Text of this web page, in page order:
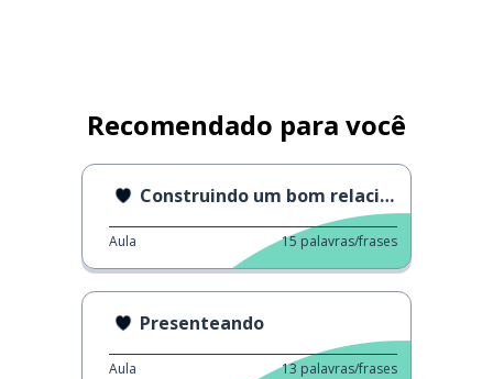
Recomendado para você
Construindo um bom relacionamento
Aula 15 palavras/frases
Presenteando
Aula 13 palavras/frases